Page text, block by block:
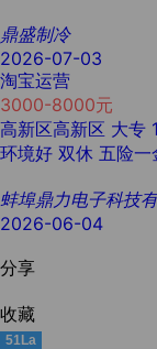
鼎盛制冷
2026-07-03
淘宝运营
3000-8000元
高新区高新区 大专
环境好 双休 五险一
蚌埠鼎力电子科技
2026-06-04
分享
收藏
51La